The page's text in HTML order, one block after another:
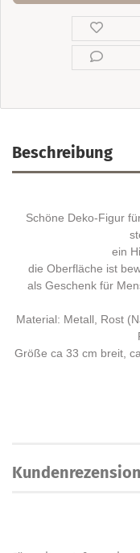
Beschreibung
Schöne Deko-Figur
ein
die Oberfläche ist
als Geschenk für
Material: Metall, Rost
Größe ca 33 cm breit,